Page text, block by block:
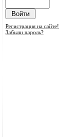
Регистрация на сайте!
Забыли пароль?